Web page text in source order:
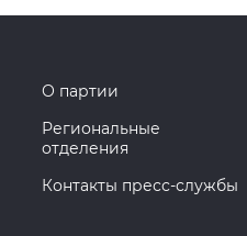
О партии
Региональные
отделения
Контакты пресс-службы